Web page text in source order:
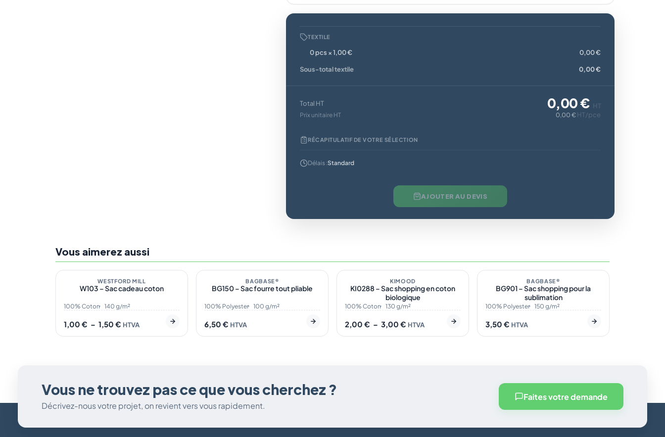
TEXTILE
0 pcs × 1,00 € 0,00 €
Sous-total textile 0,00 €
Total HT 0,00 € HT
Prix unitaire HT 0,00 € HT/pce
RÉCAPITULATIF DE VOTRE SÉLECTION
Délais :Standard
AJOUTER AU DEVIS
Vous aimerez aussi
3
En stock
WESTFORD MILL
W103 – Sac cadeau coton
100% Coton 140 g/m²
1,00 € – 1,50 €
de
prix :
à
1,50 €
HTVA
5
En stock
BAGBASE®
BG150 – Sac fourre tout pliable
100% Polyester 100 g/m²
6,50 € HTVA
6
En stock
KIMOOD
KI0288 – Sac shopping en coton
biologique
100% Coton 130 g/m²
2,00 € – 3,00 €
de
prix :
2,00 €
à
3,00 €
HTVA
2
En stock
BAGBASE®
BG901 – Sac shopping pour la
sublimation
100% Polyester 150 g/m²
3,50 € HTVA
Vous ne trouvez pas ce que vous cherchez ?
Décrivez-nous votre projet, on revient vers vous rapidement.
Faites votre demande